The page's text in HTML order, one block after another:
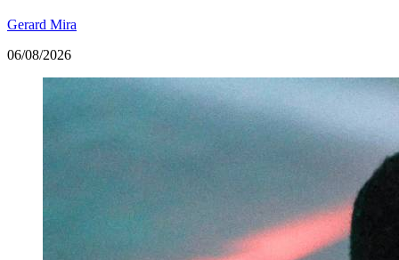
Gerard Mira
06/08/2026